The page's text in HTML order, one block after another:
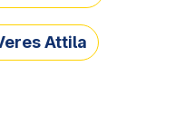
Attila